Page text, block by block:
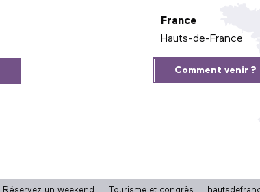
France
Hauts-de-France
Comment venir ?